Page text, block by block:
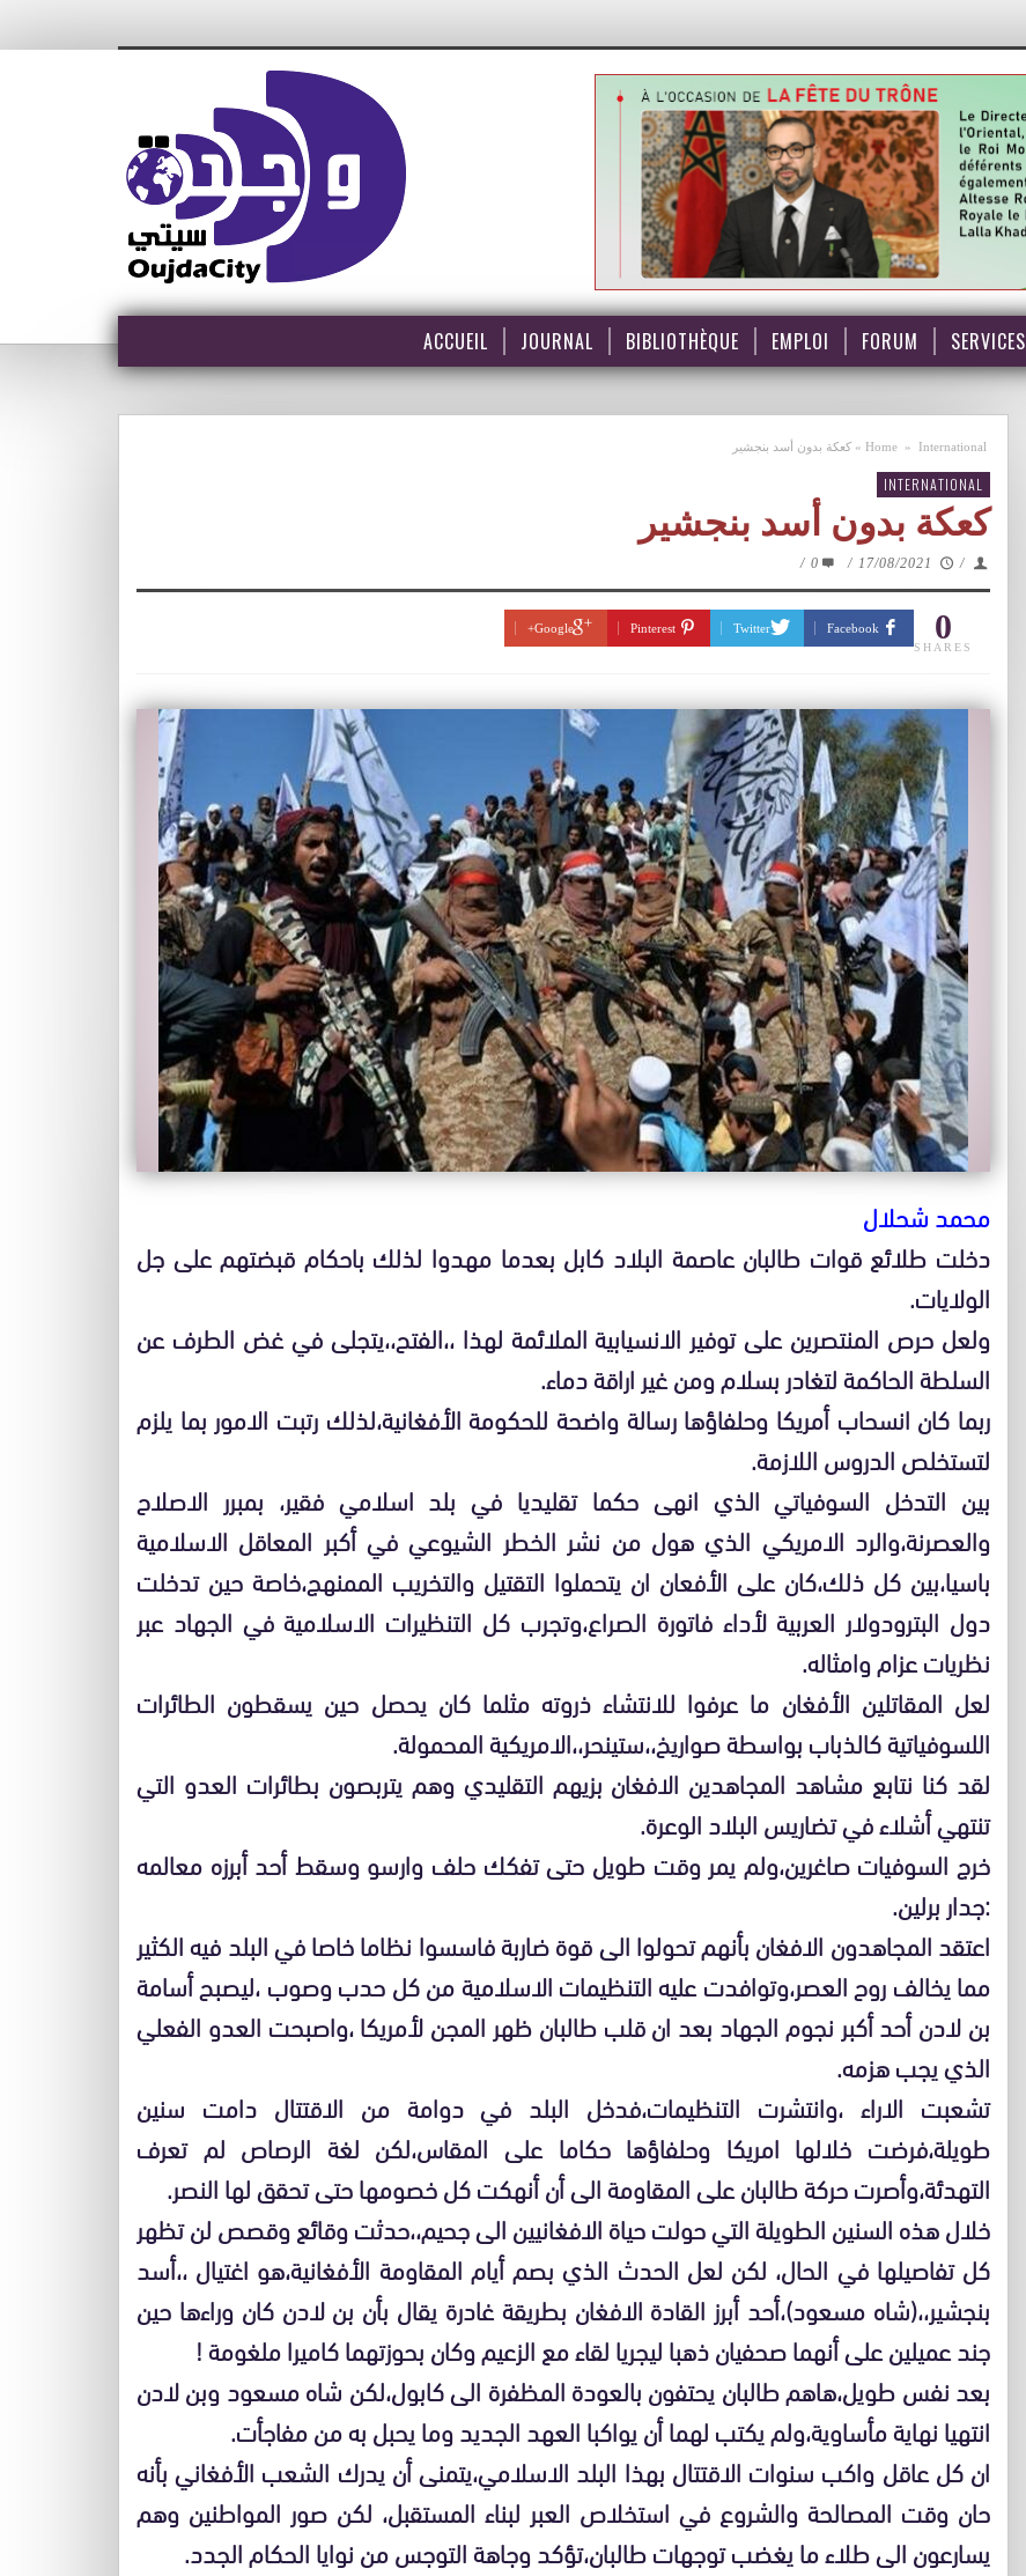
ACCUEIL JOURNAL BIBLIOTHÈQUE EMPLOI FORUM SERVICES
Home » International
» كعكة بدون أسد بنجشير
INTERNATIONAL
كعكة بدون أسد بنجشير
/
17/08/2021
/
0
/
0
SHARES
Facebook
Twitter
Pinterest
Google+
محمد شحلال
دخلت طلائع قوات طالبان عاصمة البلاد كابل بعدما مهدوا لذلك باحكام قبضتهم على جل
الولايات.
ولعل حرص المنتصرين على توفير الانسيابية الملائمة لهذا ،،الفتح،،يتجلى في غض الطرف عن
السلطة الحاكمة لتغادر بسلام ومن غير اراقة دماء.
ربما كان انسحاب أمريكا وحلفاؤها رسالة واضحة للحكومة الأفغانية،لذلك رتبت الامور بما يلزم
لتستخلص الدروس اللازمة.
بين التدخل السوفياتي الذي انهى حكما تقليديا في بلد اسلامي فقير، بمبرر الاصلاح
والعصرنة،والرد الامريكي الذي هول من نشر الخطر الشيوعي في أكبر المعاقل الاسلامية
باسيا،بين كل ذلك،كان على الأفعان ان يتحملوا التقتيل والتخريب الممنهج،خاصة حين تدخلت
دول البترودولار العربية لأداء فاتورة الصراع،وتجرب كل التنظيرات الاسلامية في الجهاد عبر
نظريات عزام وامثاله.
لعل المقاتلين الأفغان ما عرفوا للانتشاء ذروته مثلما كان يحصل حين يسقطون الطائرات
اللسوفياتية كالذباب بواسطة صواريخ،،ستينحر،،الامريكية المحمولة.
لقد كنا نتابع مشاهد المجاهدين الافغان بزيهم التقليدي وهم يتربصون بطائرات العدو التي
تنتهي أشلاء في تضاريس البلاد الوعرة.
خرج السوفيات صاغرين،ولم يمر وقت طويل حتى تفكك حلف وارسو وسقط أحد أبرزه معالمه
:جدار برلين.
اعتقد المجاهدون الافغان بأنهم تحولوا الى قوة ضاربة فاسسوا نظاما خاصا في البلد فيه الكثير
مما يخالف روح العصر،وتوافدت عليه التنظيمات الاسلامية من كل حدب وصوب ،ليصبح أسامة
بن لادن أحد أكبر نجوم الجهاد بعد ان قلب طالبان ظهر المجن لأمريكا ،واصبحت العدو الفعلي
الذي يجب هزمه.
تشعبت الاراء ،وانتشرت التنظيمات،فدخل البلد في دوامة من الاقتتال دامت سنين
طويلة،فرضت خلالها امريكا وحلفاؤها حكاما على المقاس،لكن لغة الرصاص لم تعرف
التهدئة،وأصرت حركة طالبان على المقاومة الى أن أنهكت كل خصومها حتى تحقق لها النصر.
خلال هذه السنين الطويلة التي حولت حياة الافغانيين الى جحيم،،حدثت وقائع وقصص لن تظهر
كل تفاصيلها في الحال، لكن لعل الحدث الذي بصم أيام المقاومة الأفغانية،هو اغتيال ،،أسد
بنجشير،،(شاه مسعود)،أحد أبرز القادة الافغان بطريقة غادرة يقال بأن بن لادن كان وراءها حين
جند عميلين على أنهما صحفيان ذهبا ليجريا لقاء مع الزعيم وكان بحوزتهما كاميرا ملغومة !
بعد نفس طويل،هاهم طالبان يحتفون بالعودة المظفرة الى كابول،لكن شاه مسعود وبن لادن
انتهيا نهاية مأساوية،ولم يكتب لهما أن يواكبا العهد الجديد وما يحبل به من مفاجأت.
ان كل عاقل واكب سنوات الاقتتال بهذا البلد الاسلامي،يتمنى أن يدرك الشعب الأفغاني بأنه
حان وقت المصالحة والشروع في استخلاص العبر لبناء المستقبل، لكن صور المواطنين وهم
يسارعون الى طلاء ما يغضب توجهات طالبان،تؤكد وجاهة التوجس من نوايا الحكام الجدد.